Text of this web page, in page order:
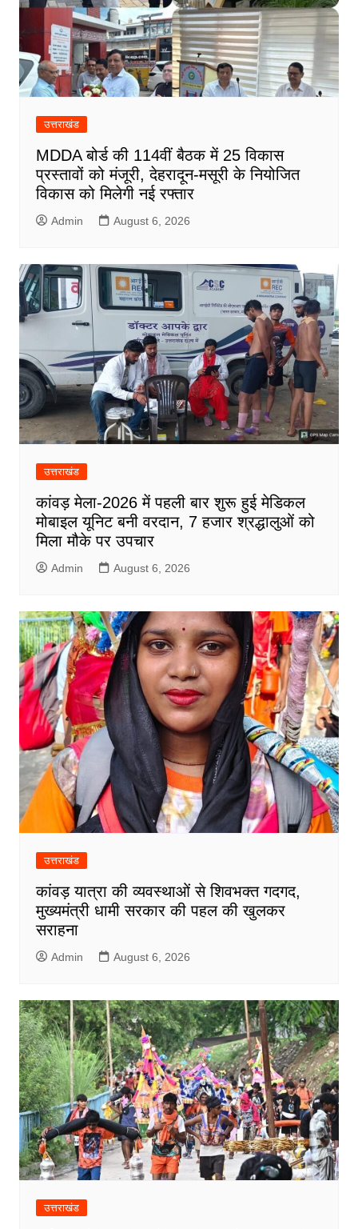
उत्तराखंड
MDDA बोर्ड की 114वीं बैठक में 25 विकास
प्रस्तावों को मंजूरी, देहरादून-मसूरी के नियोजित
विकास को मिलेगी नई रफ्तार
Admin August 6, 2026
उत्तराखंड
कांवड़ मेला-2026 में पहली बार शुरू हुई मेडिकल
मोबाइल यूनिट बनी वरदान, 7 हजार श्रद्धालुओं को
मिला मौके पर उपचार
Admin August 6, 2026
उत्तराखंड
कांवड़ यात्रा की व्यवस्थाओं से शिवभक्त गदगद,
मुख्यमंत्री धामी सरकार की पहल की खुलकर
सराहना
Admin August 6, 2026
उत्तराखंड